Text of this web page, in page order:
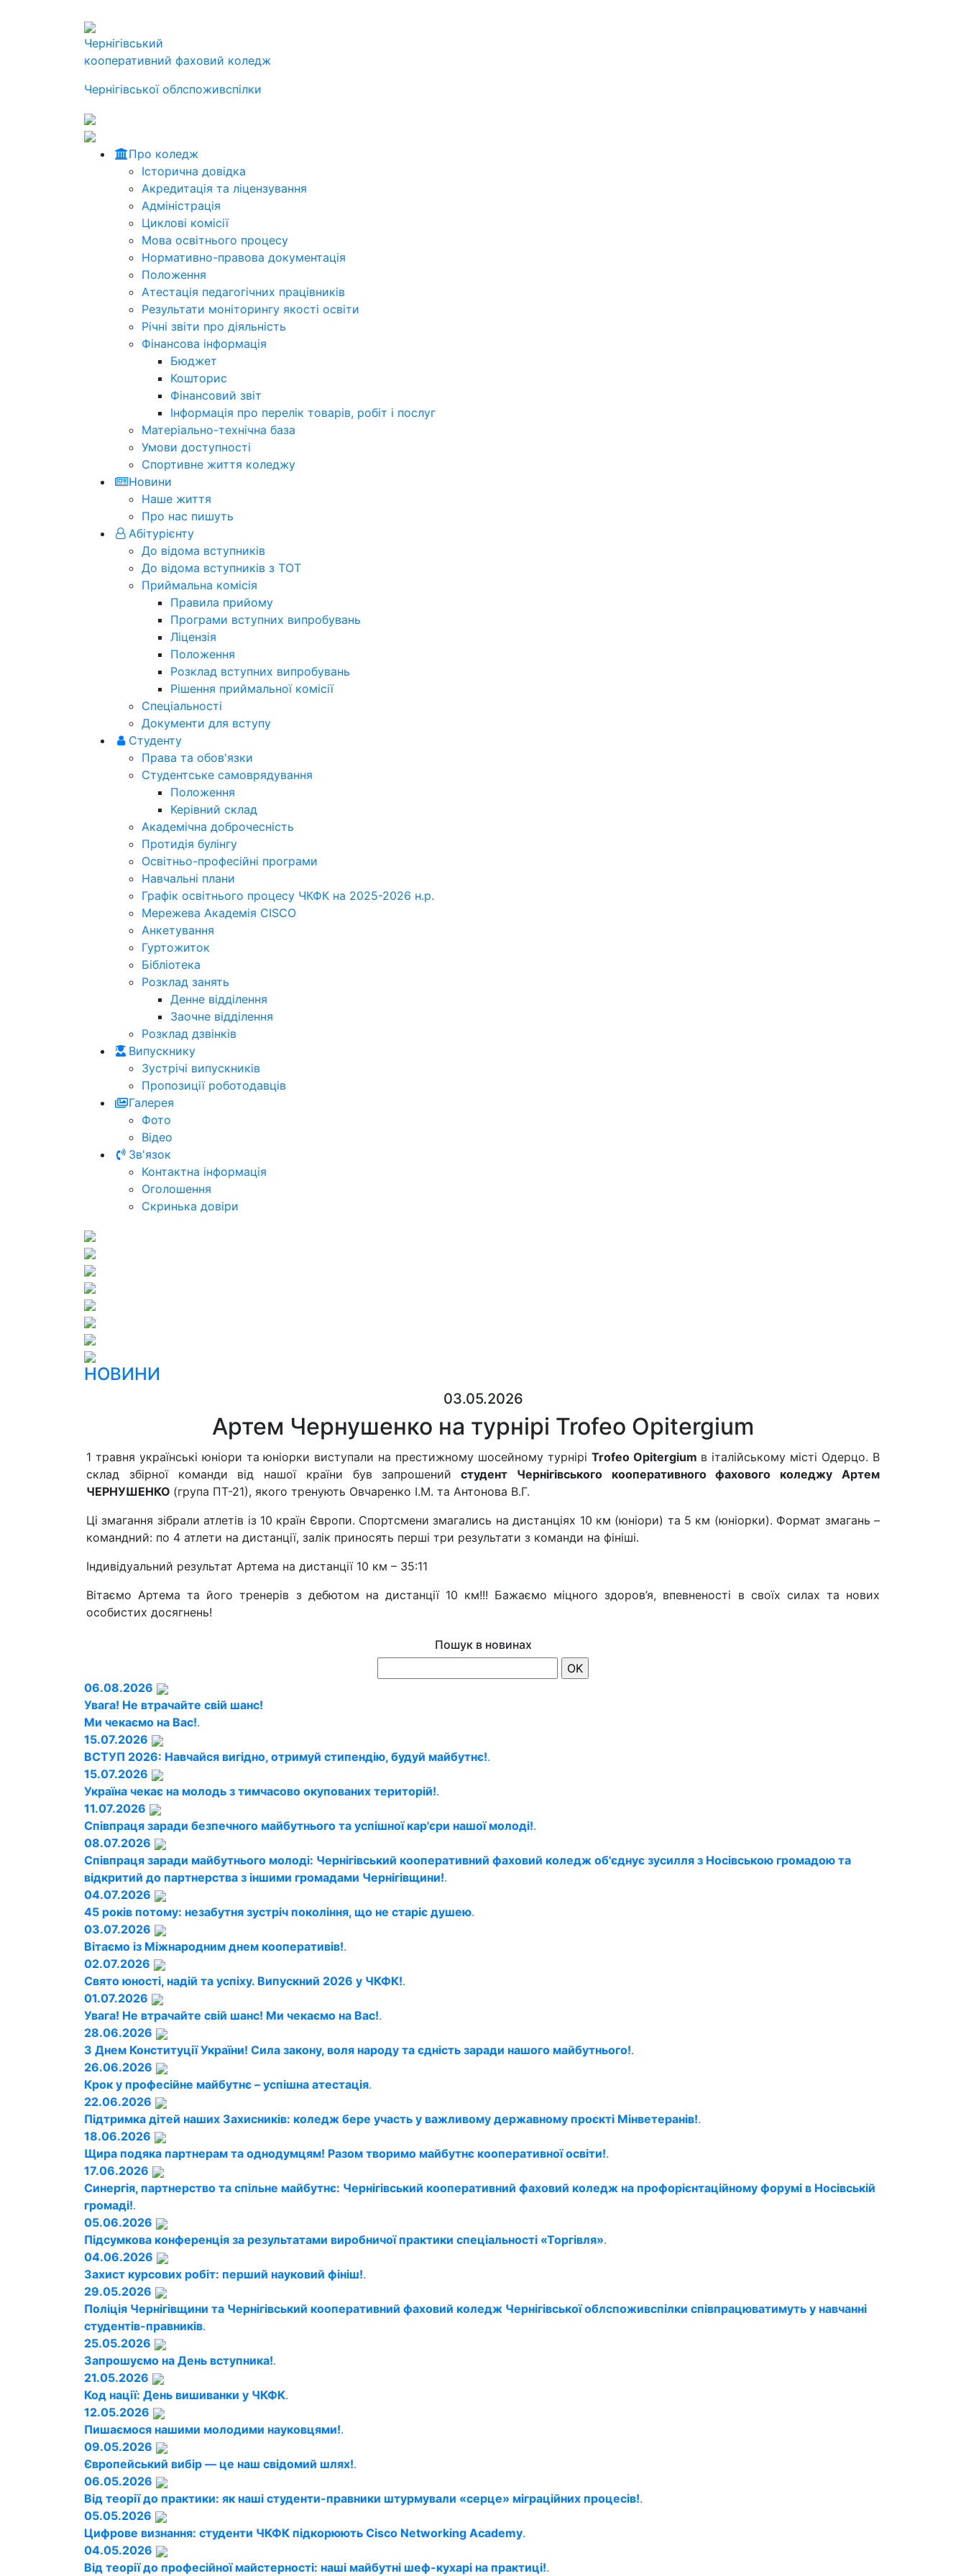
Чернігівський
кооперативний фаховий коледж
Чернігівської облспоживспілки
Про коледж
Історична довідка
Акредитація та ліцензування
Адміністрація
Циклові комісії
Мова освітнього процесу
Нормативно-правова документація
Положення
Атестація педагогічних працівників
Результати моніторингу якості освіти
Річні звіти про діяльність
Фінансова інформація
Бюджет
Кошторис
Фінансовий звіт
Інформація про перелік товарів, робіт і послуг
Матеріально-технічна база
Умови доступності
Спортивне життя коледжу
Новини
Наше життя
Про нас пишуть
Абітурієнту
До відома вступників
До відома вступників з ТОТ
Приймальна комісія
Правила прийому
Програми вступних випробувань
Ліцензія
Положення
Розклад вступних випробувань
Рішення приймальної комісії
Спеціальності
Документи для вступу
Студенту
Права та обов'язки
Студентське самоврядування
Положення
Керівний склад
Академічна доброчесність
Протидія булінгу
Освітньо-професійні програми
Навчальні плани
Графік освітнього процесу ЧКФК на 2025-2026 н.р.
Мережева Академія CISCO
Анкетування
Гуртожиток
Бібліотека
Розклад занять
Денне відділення
Заочне відділення
Розклад дзвінків
Випускнику
Зустрічі випускників
Пропозиції роботодавців
Галерея
Фото
Відео
Зв'язок
Контактна інформація
Оголошення
Скринька довіри
НОВИНИ
03.05.2026
Артем Чернушенко на турнірі Trofeo Opitergium
1 травня українські юніори та юніорки виступали на престижному шосейному турнірі Trofeo Opitergium в італійському місті Одерцо. В
склад збірної команди від нашої країни був запрошений студент Чернігівського кооперативного фахового коледжу Артем
ЧЕРНУШЕНКО (група ПТ-21), якого тренують Овчаренко І.М. та Антонова В.Г.
Ці змагання зібрали атлетів із 10 країн Європи. Спортсмени змагались на дистанціях 10 км (юніори) та 5 км (юніорки). Формат змагань –
командний: по 4 атлети на дистанції, залік приносять перші три результати з команди на фініші.
Індивідуальний результат Артема на дистанції 10 км – 35:11
Вітаємо Артема та його тренерів з дебютом на дистанції 10 км!!! Бажаємо міцного здоров’я, впевненості в своїх силах та нових
особистих досягнень!
Пошук в новинах
06.08.2026
Увага! Не втрачайте свій шанс!
Ми чекаємо на Вас!.
15.07.2026
ВСТУП 2026: Навчайся вигідно, отримуй стипендію, будуй майбутнє!.
15.07.2026
Україна чекає на молодь з тимчасово окупованих територій!.
11.07.2026
Співпраця заради безпечного майбутнього та успішної кар'єри нашої молоді!.
08.07.2026
Співпраця заради майбутнього молоді: Чернігівський кооперативний фаховий коледж об'єднує зусилля з Носівською громадою та
відкритий до партнерства з іншими громадами Чернігівщини!.
04.07.2026
45 років потому: незабутня зустріч покоління, що не старіє душею.
03.07.2026
Вітаємо із Міжнародним днем кооперативів!.
02.07.2026
Свято юності, надій та успіху. Випускний 2026 у ЧКФК!.
01.07.2026
Увага! Не втрачайте свій шанс! Ми чекаємо на Вас!.
28.06.2026
З Днем Конституції України! Сила закону, воля народу та єдність заради нашого майбутнього!.
26.06.2026
Крок у професійне майбутнє – успішна атестація.
22.06.2026
Підтримка дітей наших Захисників: коледж бере участь у важливому державному проєкті Мінветеранів!.
18.06.2026
Щира подяка партнерам та однодумцям! Разом творимо майбутнє кооперативної освіти!.
17.06.2026
Синергія, партнерство та спільне майбутнє: Чернігівський кооперативний фаховий коледж на профорієнтаційному форумі в Носівській
громаді!.
05.06.2026
Підсумкова конференція за результатами виробничої практики спеціальності «Торгівля».
04.06.2026
Захист курсових робіт: перший науковий фініш!.
29.05.2026
Поліція Чернігівщини та Чернігівський кооперативний фаховий коледж Чернігівської облспоживспілки співпрацюватимуть у навчанні
студентів-правників.
25.05.2026
Запрошуємо на День вступника!.
21.05.2026
Код нації: День вишиванки у ЧКФК.
12.05.2026
Пишаємося нашими молодими науковцями!.
09.05.2026
Європейський вибір — це наш свідомий шлях!.
06.05.2026
Від теорії до практики: як наші студенти-правники штурмували «серце» міграційних процесів!.
05.05.2026
Цифрове визнання: студенти ЧКФК підкорюють Cisco Networking Academy.
04.05.2026
Від теорії до професійної майстерності: наші майбутні шеф-кухарі на практиці!.